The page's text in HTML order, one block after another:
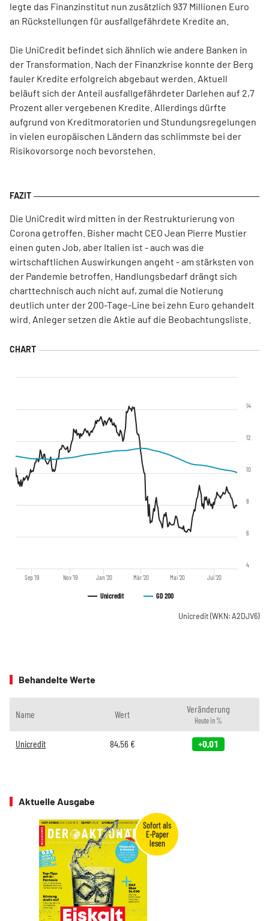
legte das Finanzinstitut nun zusätzlich 937 Millionen Euro
an Rückstellungen für ausfallgefährdete Kredite an.
Die UniCredit befindet sich ähnlich wie andere Banken in
der Transformation. Nach der Finanzkrise konnte der Berg
fauler Kredite erfolgreich abgebaut werden. Aktuell
beläuft sich der Anteil ausfallgefährdeter Darlehen auf 2,7
Prozent aller vergebenen Kredite. Allerdings dürfte
aufgrund von Kreditmoratorien und Stundungsregelungen
in vielen europäischen Ländern das schlimmste bei der
Risikovorsorge noch bevorstehen.
Die UniCredit wird mitten in der Restrukturierung von
Corona getroffen. Bisher macht CEO Jean Pierre Mustier
einen guten Job, aber Italien ist - auch was die
wirtschaftlichen Auswirkungen angeht - am stärksten von
der Pandemie betroffen. Handlungsbedarf drängt sich
charttechnisch auch nicht auf, zumal die Notierung
deutlich unter der 200-Tage-Line bei zehn Euro gehandelt
wird. Anleger setzen die Aktie auf die Beobachtungsliste.
Unicredit GD 200
Sep '19 Nov '19 Jan '20 Mär '20 Mai '20 Jul '20
4
6
8
10
12
14
Unicredit (WKN: A2DJV6)
Behandelte Werte
Name Wert Veränderung
Heute in %
Unicredit 84,56€ +0,01
Aktuelle Ausgabe